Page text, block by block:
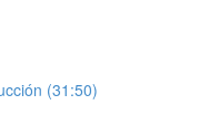
(31:50)